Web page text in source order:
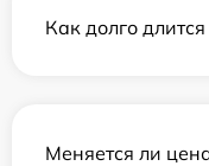
Как долго
Меняется ли